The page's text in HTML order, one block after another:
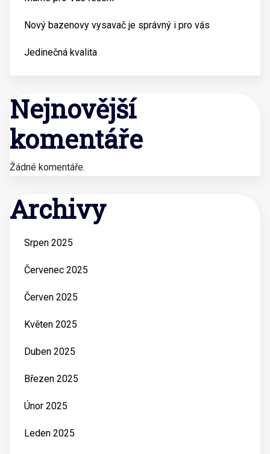
Nový bazenovy vysavač je správný i pro vás
Jedinečná kvalita
Nejnovější
komentáře
Žádné komentáře.
Archivy
Srpen 2025
Červenec 2025
Červen 2025
Květen 2025
Duben 2025
Březen 2025
Únor 2025
Leden 2025